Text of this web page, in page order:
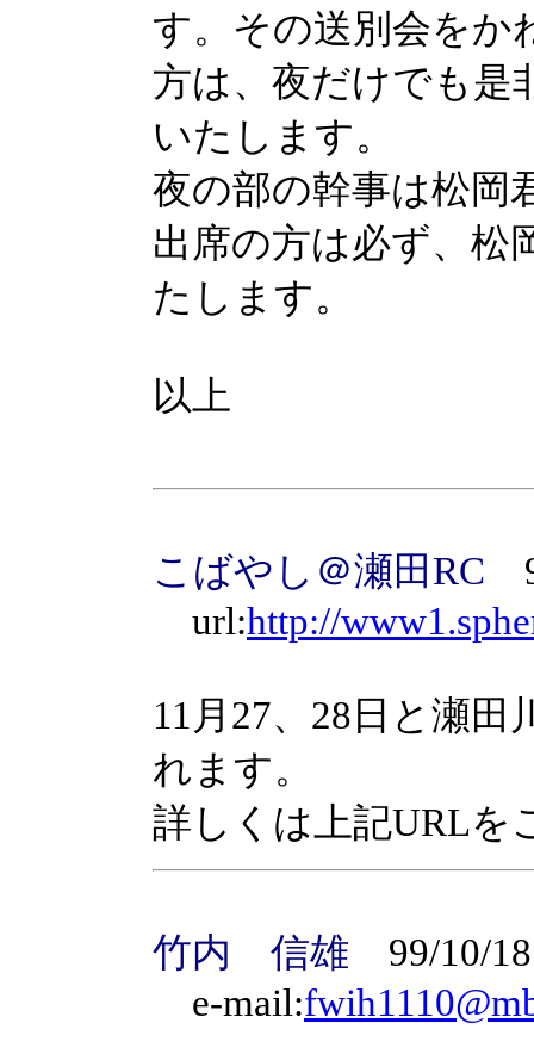
す。その送別会をか
方は、夜だけでも是
いたします。
夜の部の幹事は松岡
出席の方は必ず、松
たします。
以上
こばやし＠瀬田RC
url:http://
11月27、28日と瀬
れます。
詳しくは上記URLを
竹内 信雄 99/10/
e-mail: